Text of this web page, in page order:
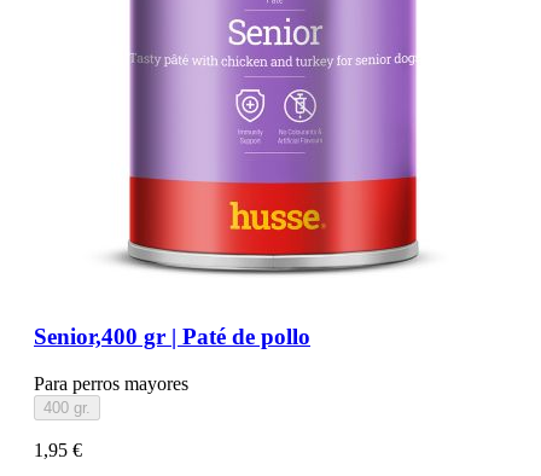
Senior,400 gr | Paté de pollo
Para perros mayores
400 gr.
1,95 €